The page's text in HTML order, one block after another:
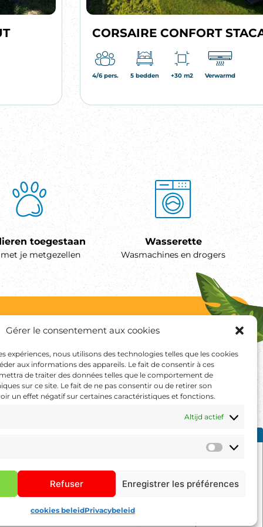
Gérer le consentement aux cookies
expériences, nous utilisons des technologies telles que les cookies
aux informations des appareils. Le fait de consentir à ces
de traiter des données telles que le comportement de
sur ce site. Le fait de ne pas consentir ou de retirer son
un effet négatif sur certaines caractéristiques et fonctions.
Altijd actief
Refuser Enregistrer les préférences
cookies beleidPrivacybeleid
CORSAIRE CONFORT
4/6 pers. 5 bedden +30 m2 Verwarmd
toegestaan
je metgezellen
Wasserette
Wasmachines en drogers
Contacteer ons
© 2026 Camping des Chevrets - Werf gerealiseerd door